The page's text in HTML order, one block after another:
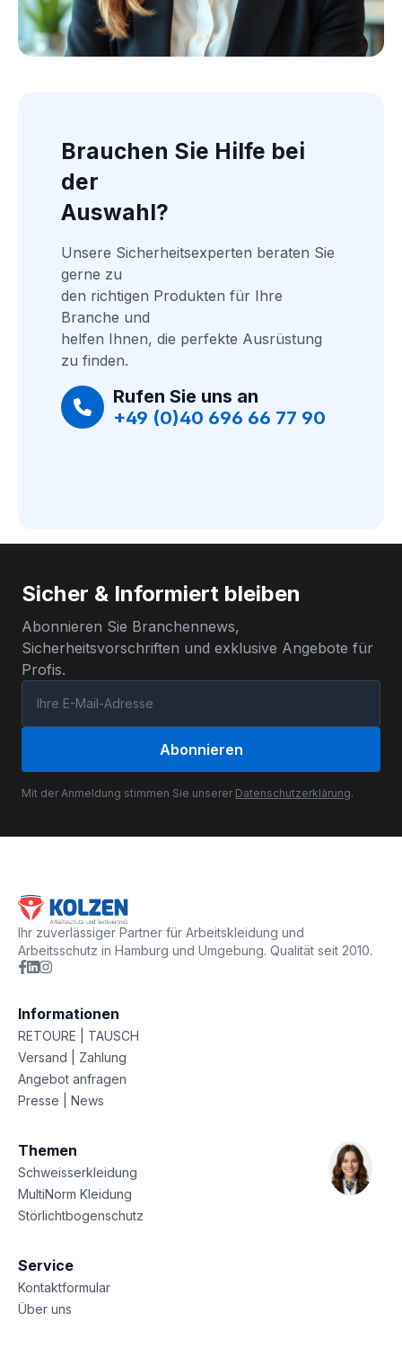
Brauchen Sie Hilfe bei
der
Auswahl?
Unsere Sicherheitsexperten beraten Sie
gerne zu
den richtigen Produkten für Ihre
Branche und
helfen Ihnen, die perfekte Ausrüstung
zu finden.
Rufen Sie uns an
+49 (0)40 696 66 77 90
Sicher & Informiert bleiben
Abonnieren Sie Branchennews,
Sicherheitsvorschriften und exklusive Angebote für
Profis.
Abonnieren
Mit der Anmeldung stimmen Sie unserer Datenschutzerklärung.
Ihr zuverlässiger Partner für Arbeitskleidung und
Arbeitsschutz in Hamburg und Umgebung. Qualität seit 2010.
Informationen
RETOURE | TAUSCH
Versand | Zahlung
Angebot anfragen
Presse | News
Themen
Schweisserkleidung
MultiNorm Kleidung
Störlichtbogenschutz
Service
Kontaktformular
Über uns